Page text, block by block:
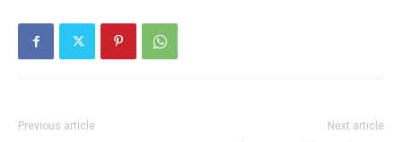
Previous article Next article